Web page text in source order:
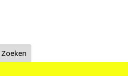
Zoeken